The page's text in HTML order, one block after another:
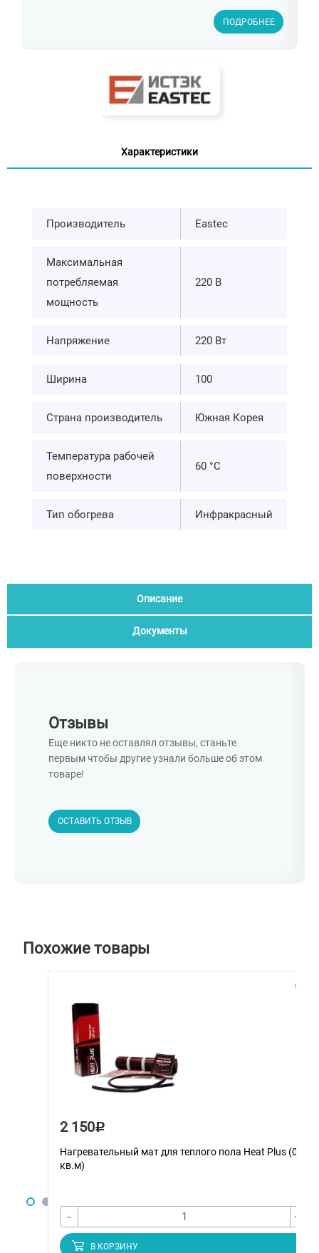
ПОДРОБНЕЕ
Характеристики
Производитель Eastec
Максимальная
потребляемая
мощность
220 В
Напряжение 220 Вт
Ширина 100
Страна производитель Южная Корея
Температура рабочей
поверхности
60 °C
Тип обогрева Инфракрасный
Описание
Документы
Отзывы
Еще никто не оставлял отзывы, станьте
первым чтобы другие узнали больше об этом
товаре!
ОСТАВИТЬ ОТЗЫВ
Похожие товары
2 150Р
Нагревательный мат для теплого пола Heat Plus (0.5
кв.м)
- +
В КОРЗИНУ